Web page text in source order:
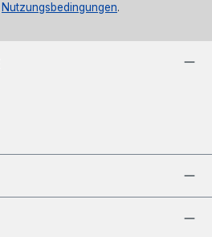
Nutzungsbedingungen.